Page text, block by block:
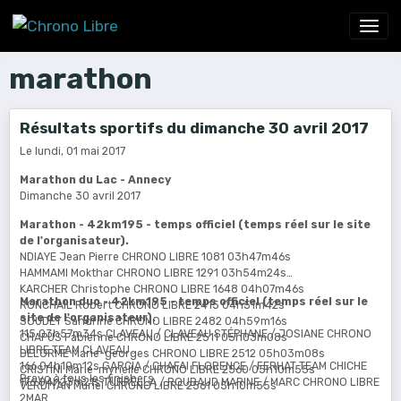
marathon
Résultats sportifs du dimanche 30 avril 2017
Le lundi, 01 mai 2017
Marathon du Lac - Annecy
Dimanche 30 avril 2017
Marathon - 42km195 - temps officiel (temps réel sur le site
de l'organisateur).
NDIAYE Jean Pierre CHRONO LIBRE 1081 03h47m46s
HAMMAMI Mokthar CHRONO LIBRE 1291 03h54m24s
KARCHER Christophe CHRONO LIBRE 1648 04h07m46s
RONCHAIL Robert CHRONO LIBRE 2415 04h51m42s
SOUDET Sandrine CHRONO LIBRE 2482 04h59m16s
CHAPUS Fabienne CHRONO LIBRE 2511 05h03m08s
DELORME Marie-georges CHRONO LIBRE 2512 05h03m08s
CRISTINI Marie-myrielle CHRONO LIBRE 2560 05h10m55s
VERDIYAN Muriel CHRONO LIBRE 2561 05h10m55s
Marathon duo - 42km195 - temps officiel (temps réel sur le
site de l'organisateur).
115 03h57m34s CLAVEAU / CLAVEAU STÉPHANE / JOSIANE CHRONO
LIBRE TEAM CLAVEAU
166 04h19m12s GARCIA / CHAFAI FLORENCE / FERHAT TEAM CHICHE
176 04h23m21s TURRELLA / ROUBAUD MARINE / MARC CHRONO LIBRE
2MAR
Bravo à tous les finishers.